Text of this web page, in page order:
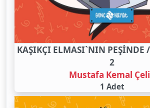
KAŞIKÇI ELMASI`NIN PEŞİNDE
2
Mustafa Kemal
1 Adet